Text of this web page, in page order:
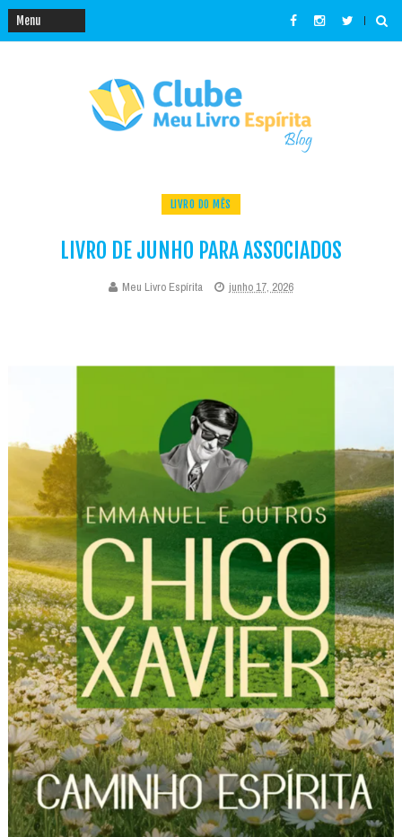
LIVRO DO MÊS
LIVRO DE JUNHO PARA ASSOCIADOS
Meu Livro Espírita junho 17, 2026